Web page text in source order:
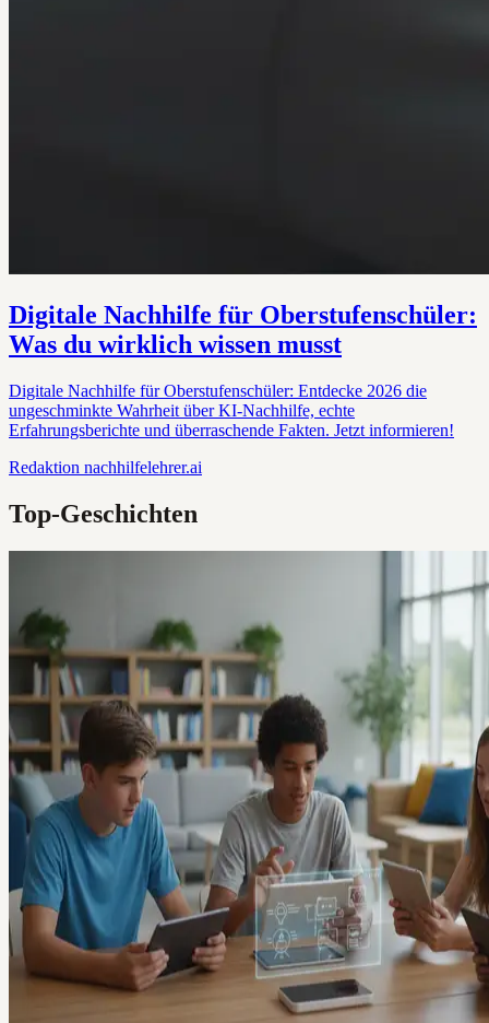
Digitale Nachhilfe für Oberstufenschüler:
Was du wirklich wissen musst
Digitale Nachhilfe für Oberstufenschüler: Entdecke 2026 die
ungeschminkte Wahrheit über KI-Nachhilfe, echte
Erfahrungsberichte und überraschende Fakten. Jetzt informieren!
Redaktion nachhilfelehrer.ai
Top-Geschichten